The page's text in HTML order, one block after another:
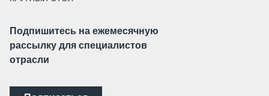
Подпишитесь на ежемесячную
рассылку для специалистов
отрасли